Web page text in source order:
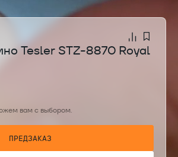
В КОРЗИНУ
Tesler STZ-8870 Royal
вам с выбором.
ПРЕДЗАКАЗ